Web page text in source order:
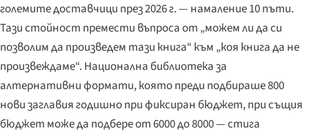
големите доставчици през 2026 г. — намаление 10 пъти.
Тази стойност премести въпроса от „можем ли да си
позволим да произведем тази книга“ към „коя книга да не
произвеждаме“. Национална библиотека за
алтернативни формати, която преди подбираше 800
нови заглавия годишно при фиксиран бюджет, при същия
бюджет може да подбере от 6000 до 8000 — стига